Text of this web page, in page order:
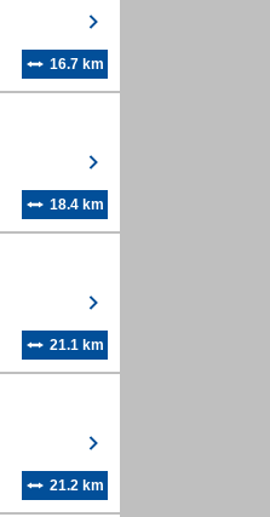
16.7 km
18.4 km
21.1 km
21.2 km